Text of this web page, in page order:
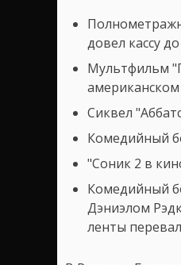
довел кассу
Мультфильм
Сиквел
Комедийный
"Соник 2 в
Комедийный
Дэниэлом
ленты